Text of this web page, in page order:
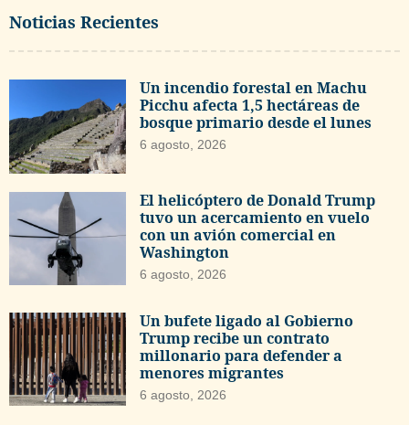
Noticias Recientes
Un incendio forestal en Machu
Picchu afecta 1,5 hectáreas de
bosque primario desde el lunes
6 agosto, 2026
El helicóptero de Donald Trump
tuvo un acercamiento en vuelo
con un avión comercial en
Washington
6 agosto, 2026
Un bufete ligado al Gobierno
Trump recibe un contrato
millonario para defender a
menores migrantes
6 agosto, 2026